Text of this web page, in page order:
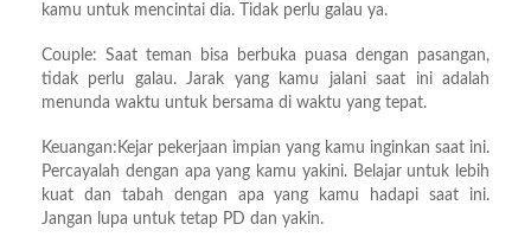
kamu untuk mencintai dia. Tidak perlu galau ya.
Couple: Saat teman bisa berbuka puasa dengan pasangan,
tidak perlu galau. Jarak yang kamu jalani saat ini adalah
menunda waktu untuk bersama di waktu yang tepat.
Keuangan:Kejar pekerjaan impian yang kamu inginkan saat ini.
Percayalah dengan apa yang kamu yakini. Belajar untuk lebih
kuat dan tabah dengan apa yang kamu hadapi saat ini.
Jangan lupa untuk tetap PD dan yakin.